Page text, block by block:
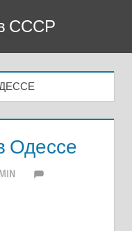
в СССР
Одессе